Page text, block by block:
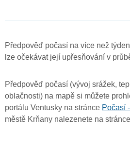
Předpověď počasí na více než
lze očekávat její upřesňování v
Předpověď počasí (vývoj srážek,
oblačnosti) na mapě si můžete
portálu Ventusky na stránce Počasí
městě Krňany nalezenete na stránce